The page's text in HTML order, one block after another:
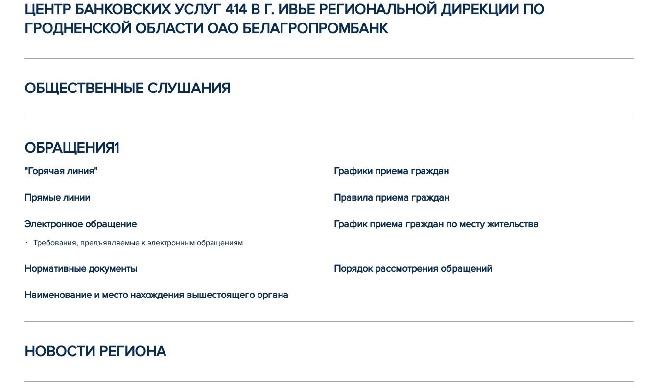
ЦЕНТР БАНКОВСКИХ УСЛУГ 414 В Г. ИВЬЕ РЕГИОНАЛЬНОЙ ДИРЕКЦИИ ПО
ГРОДНЕНСКОЙ ОБЛАСТИ ОАО БЕЛАГРОПРОМБАНК
ОБЩЕСТВЕННЫЕ СЛУШАНИЯ
ОБРАЩЕНИЯ1
"Горячая линия" Графики приема граждан
Прямые линии Правила приема граждан
Электронное обращение
Требования, предъявляемые к электронным обращениям
График приема граждан по месту жительства
Нормативные документы Порядок рассмотрения обращений
Наименование и место нахождения вышестоящего органа
НОВОСТИ РЕГИОНА